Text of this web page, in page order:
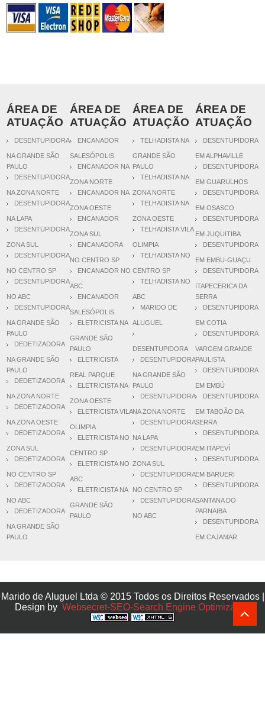
ÁREA DE
ATUAÇÃO
DESENTUPIDORA
NA GRANDE SÃO
PAULO
DESENTUPIDORA
NA ZONA NORTE
DESENTUPIDORA
NA LAPA
DESENTUPIDORA
ZONA SUL
DESENTUPIDORA
NO CENTRO SP
DESENTUPIDORA
NO ABC
DESENTUPIDORA
NA GRANDE SÃO
PAULO
DEDETIZADORA
NA GRANDE SÃO
PAULO
DEDETIZADORA
NA ZONA NORTE
DEDETIZADORA
NA ZONA OESTE
DEDETIZADORA
ZONA SUL
DEDETIZADORA
NO CENTRO SP
DEDETIZADORA
NO ABC
DEDETIZADORA
NA GRANDE SÃO
PAULO
ÁREA DE
ATUAÇÃO
ENCANADOR
SALESÓPOLIS
ENCANADOR NA
ZONA NORTE
ENCANADOR NA
ZONA OESTE
ENCANADOR
ZONA SUL
ENCANADORA
NO CENTRO SP
ENCANADOR NO
ABC
ENCANADOR
SALESÓPOLIS
ELETRICISTA NA
GRANDE SÃO
PAULO
ELETRICISTA
REAL PARQUE
ELETRICISTA NA
ZONA OESTE
ELETRICISTA VILA
OLIMPIA
ELETRICISTA NO
CENTRO SP
ELETRICISTA NO
ABC
ELETRICISTA NA
GRANDE SÃO
PAULO
ÁREA DE
ATUAÇÃO
TELHADISTA NA
GRANDE SÃO
PAULO
TELHADISTA NA
ZONA NORTE
TELHADISTA NA
ZONA OESTE
TELHADISTA VILA
OLIMPIA
TELHADISTA NO
CENTRO SP
TELHADISTA NO
ABC
MARIDO DE
ALUGUEL
DESENTUPIDORA
DESENTUPIDORA
NA GRANDE SÃO
PAULO
DESENTUPIDORA
NA ZONA NORTE
DESENTUPIDORA
NA LAPA
DESENTUPIDORA
ZONA SUL
DESENTUPIDORA
NO CENTRO SP
DESENTUPIDORA
NO ABC
ÁREA DE
ATUAÇÃO
DESENTUPIDORA
EM ALPHAVILLE
DESENTUPIDORA
EM GUARULHOS
DESENTUPIDORA
EM OSASCO
DESENTUPIDORA
EM JUQUITIBA
DESENTUPIDORA
EM EMBU-GUAÇU
DESENTUPIDORA
ITAPECERICA DA
SERRA
DESENTUPIDORA
EM COTIA
DESENTUPIDORA
VARGEM GRANDE
PAULISTA
DESENTUPIDORA
EM EMBÚ
DESENTUPIDORA
EM TABOÃO DA
SERRA
DESENTUPIDORA
EM ITAPEVÍ
DESENTUPIDORA
EM BARUERI
DESENTUPIDORA
SANTANA DO
PARNAIBA
DESENTUPIDORA
EM CAJAMAR
Marido de Aluguel Ltda © 2015 Todos os Direitos Reservados |
Design by Websecret-SEO-Search Engine Optimization